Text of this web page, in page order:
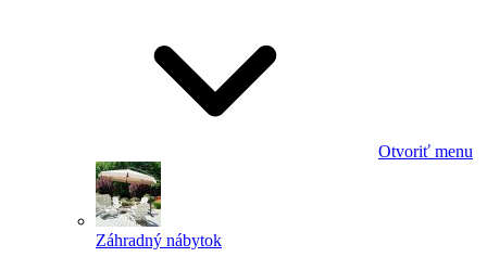
Otvoriť menu
Záhradný nábytok